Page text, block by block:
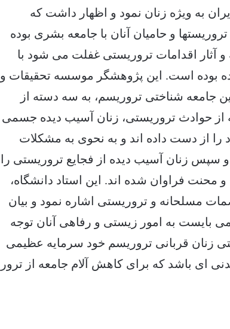
به ویژه زنان نمود و اظهار داشت که
و حامیان آنان با جامعه بشری بوده
آثار اقدامات تروریستی غفلت می شود با
بوده است. این پژوهشگر موسسه تحقیقات و
جامعه شناختی تروریسم، به سه دسته از
از حوادث تروریستی، زنان آسیب دیده جسمی
را از دست داده اند و به نحوی به مشکلات
سپس زنان آسیب دیده از فجایع تروریستی را
محنت فراوان شده اند. این استاد دانشگاه،
مسلحانه و تروریستی اشاره نمود و بیان
می بایست به امور زیستی و رفاهی آنان توجه
زنان قربانی تروریسم خود سرمایه عظیمی
ای باشد که برای کاهش آلام جامعه از ترور